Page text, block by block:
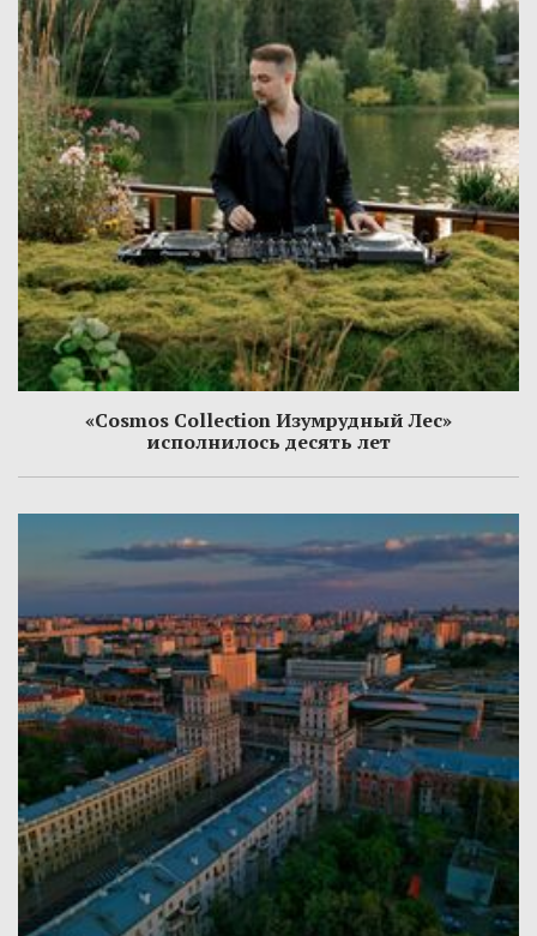
«Cosmos Collection Изумрудный Лес»
исполнилось десять лет